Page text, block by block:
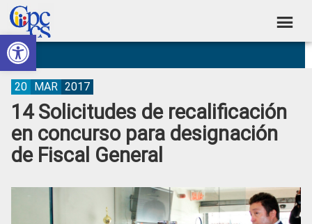
Abrir barra de herramientas
Skip
to
primary
navigation
Skip
to
main
content
Skip
to
primary
sidebar
Skip
to
footer
Consejo
de
Participación
Ciudadana
Control
Social
Construyendo
Poder
Ciudadano
14 Solicitudes de recalificación
en concurso para designación
de Fiscal General
20 MAR 2017